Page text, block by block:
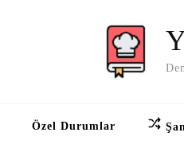
Özel Durumlar